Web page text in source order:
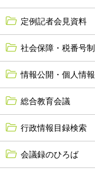
定例記者会見資料
社会保障・税番号
情報公開・個人情
総合教育会議
行政情報目録検索
会議録のひろば